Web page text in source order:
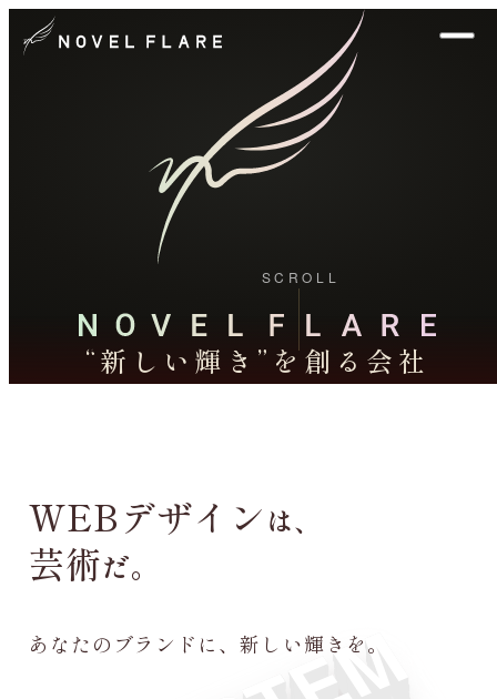
“新しい輝き”を創る会社
SCROLL
WEBデザイン は、
芸術だ。
あなたのブランドに、新しい輝きを。